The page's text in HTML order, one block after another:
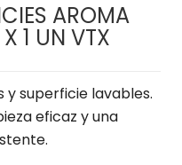
AROMA
1 UN VTX
y superficie lavables.
eficaz y una